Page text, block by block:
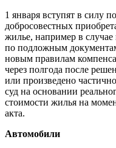
1 января вступят в силу
добросовестных
жилье, например в
по подложным
новым правилам
через полгода после
или произведено
суд на основании
стоимости жилья на
акта.
Автомобили